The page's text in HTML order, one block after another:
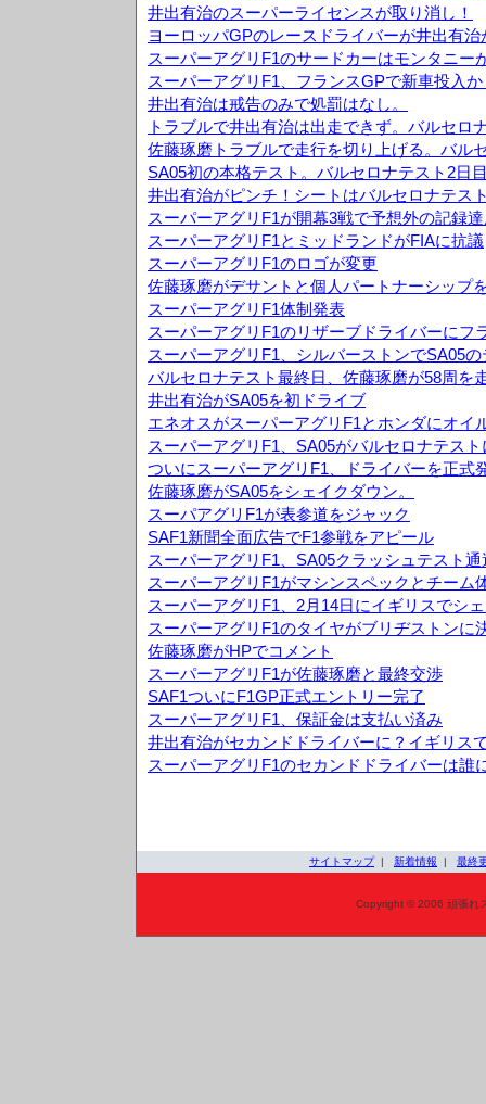
井出有治のスーパーライセンスが取り消し！
ヨーロッパGPのレースドライバーが井出有
スーパーアグリF1のサードカーはモンタニー
スーパーアグリF1、フランスGPで新車投入か
井出有治は戒告のみで処罰はなし。
トラブルで井出有治は出走できず。バルセロ
佐藤琢磨トラブルで走行を切り上げる。バル
SA05初の本格テスト。バルセロナテスト2日
井出有治がピンチ！シートはバルセロナテス
スーパーアグリF1が開幕3戦で予想外の記録
スーパーアグリF1とミッドランドがFIAに抗議
スーパーアグリF1のロゴが変更
佐藤琢磨がデサントと個人パートナーシップ
スーパーアグリF1体制発表
スーパーアグリF1のリザーブドライバーにフ
スーパーアグリF1、シルバーストンでSA05の
バルセロナテスト最終日、佐藤琢磨が58周を
井出有治がSA05を初ドライブ
エネオスがスーパーアグリF1とホンダにオイ
スーパーアグリF1、SA05がバルセロナテスト
ついにスーパーアグリF1、ドライバーを正式
佐藤琢磨がSA05をシェイクダウン。
スーパアグリF1が表参道をジャック
SAF1新聞全面広告でF1参戦をアピール
スーパーアグリF1、SA05クラッシュテスト通
スーパーアグリF1がマシンスペックとチーム
スーパーアグリF1、2月14日にイギリスでシ
スーパーアグリF1のタイヤがブリヂストンに
佐藤琢磨がHPでコメント
スーパーアグリF1が佐藤琢磨と最終交渉
SAF1ついにF1GP正式エントリー完了
スーパーアグリF1、保証金は支払い済み
井出有治がセカンドドライバーに？イギリス
スーパーアグリF1のセカンドドライバーは誰
サイトマップ| 新着情報 | 最終
Copyright © 2006 頑張れ